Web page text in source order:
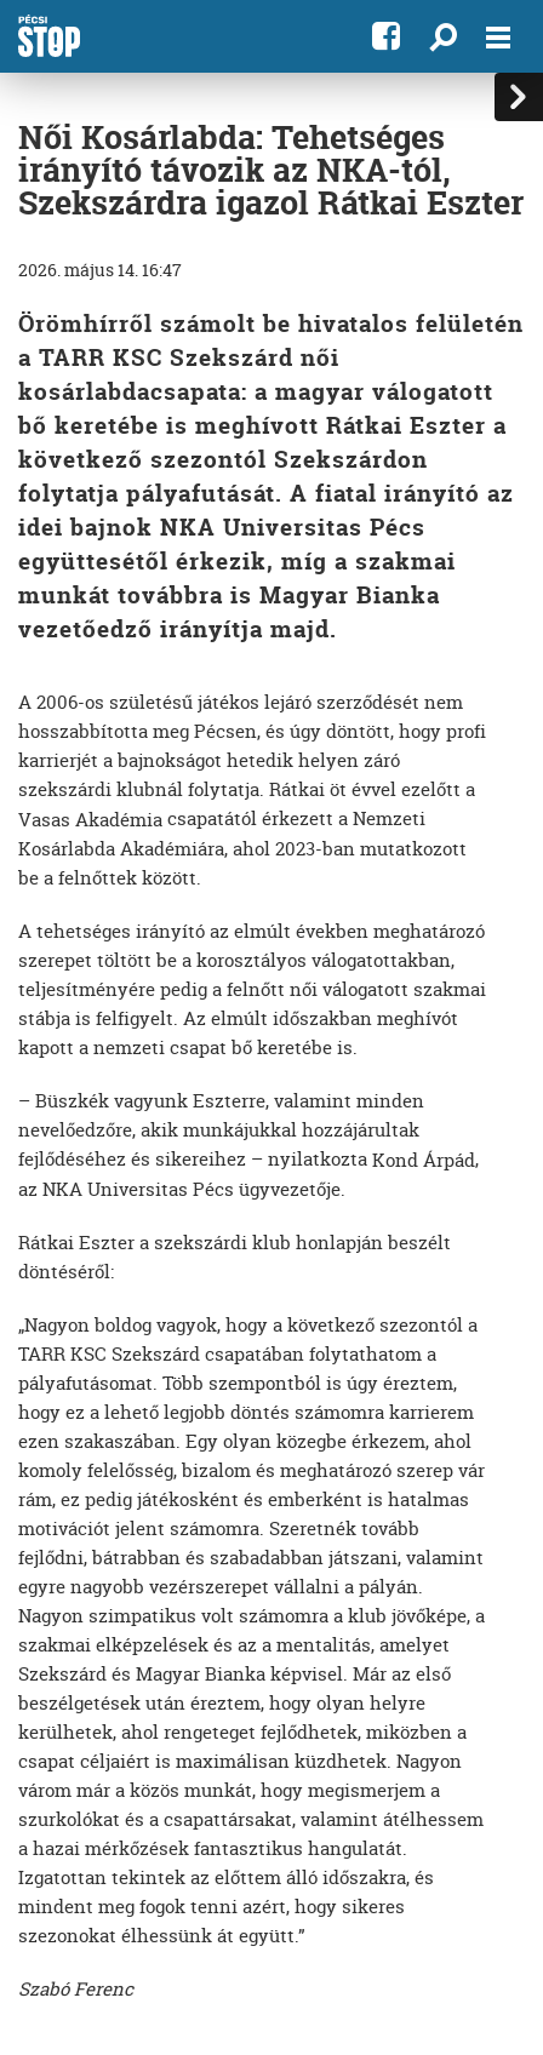
Női Kosárlabda: Tehetséges
irányító távozik az NKA-tól,
Szekszárdra igazol Rátkai Eszter
2026. május 14. 16:47
Örömhírről számolt be hivatalos felületén
a TARR KSC Szekszárd női
kosárlabdacsapata: a magyar válogatott
bő keretébe is meghívott Rátkai Eszter a
következő szezontól Szekszárdon
folytatja pályafutását. A fiatal irányító az
idei bajnok NKA Universitas Pécs
együttesétől érkezik, míg a szakmai
munkát továbbra is Magyar Bianka
vezetőedző irányítja majd.
A 2006-os születésű játékos lejáró szerződését nem
hosszabbította meg Pécsen, és úgy döntött, hogy profi
karrierjét a bajnokságot hetedik helyen záró
szekszárdi klubnál folytatja. Rátkai öt évvel ezelőtt a
Vasas Akadémiacsapatától érkezett a Nemzeti
Kosárlabda Akadémiára, ahol 2023-ban mutatkozott
be a felnőttek között.
A tehetséges irányító az elmúlt években meghatározó
szerepet töltött be a korosztályos válogatottakban,
teljesítményére pedig a felnőtt női válogatott szakmai
stábja is felfigyelt. Az elmúlt időszakban meghívót
kapott a nemzeti csapat bő keretébe is.
– Büszkék vagyunk Eszterre, valamint minden
nevelőedzőre, akik munkájukkal hozzájárultak
fejlődéséhez és sikereihez – nyilatkoztaKond Árpád,
az NKA Universitas Pécs ügyvezetője.
Rátkai Eszter a szekszárdi klub honlapján beszélt
döntéséről:
„Nagyon boldog vagyok, hogy a következő szezontól a
TARR KSC Szekszárd csapatában folytathatom a
pályafutásomat. Több szempontból is úgy éreztem,
hogy ez a lehető legjobb döntés számomra karrierem
ezen szakaszában. Egy olyan közegbe érkezem, ahol
komoly felelősség, bizalom és meghatározó szerep vár
rám, ez pedig játékosként és emberként is hatalmas
motivációt jelent számomra. Szeretnék tovább
fejlődni, bátrabban és szabadabban játszani, valamint
egyre nagyobb vezérszerepet vállalni a pályán.
Nagyon szimpatikus volt számomra a klub jövőképe, a
szakmai elképzelések és az a mentalitás, amelyet
Szekszárd és Magyar Bianka képvisel. Már az első
beszélgetések után éreztem, hogy olyan helyre
kerülhetek, ahol rengeteget fejlődhetek, miközben a
csapat céljaiért is maximálisan küzdhetek. Nagyon
várom már a közös munkát, hogy megismerjem a
szurkolókat és a csapattársakat, valamint átélhessem
a hazai mérkőzések fantasztikus hangulatát.
Izgatottan tekintek az előttem álló időszakra, és
mindent meg fogok tenni azért, hogy sikeres
szezonokat élhessünk át együtt.”
Szabó Ferenc